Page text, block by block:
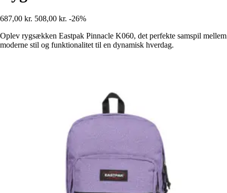
687,00 kr. 508,00 kr. -26%
Oplev rygsækken Eastpak Pinnacle K060, det perfekte samspil mellem
moderne stil og funktionalitet til en dynamisk hverdag.